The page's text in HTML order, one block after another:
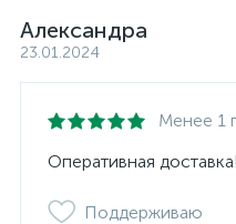
Александра
23.01.2024
Менее 1
Оперативная
Поддерживаю